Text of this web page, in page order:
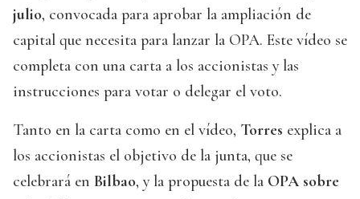
julio, convocada para aprobar la ampliación de
capital que necesita para lanzar la OPA. Este vídeo se
completa con una carta a los accionistas y las
instrucciones para votar o delegar el voto.
Tanto en la carta como en el vídeo, Torres explica a
los accionistas el objetivo de la junta, que se
celebrará en Bilbao, y la propuesta de la OPA sobre